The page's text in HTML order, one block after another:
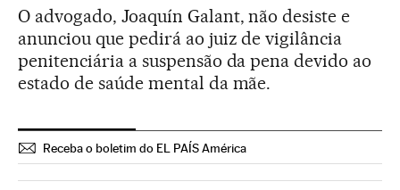
O advogado, Joaquín Galant, não desiste e
anunciou que pedirá ao juiz de vigilância
penitenciária a suspensão da pena devido ao
estado de saúde mental da mãe.
Receba o boletim do EL PAÍS América